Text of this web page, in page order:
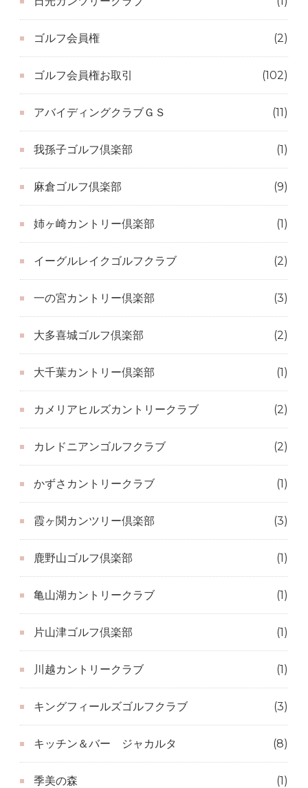
ゴルフ会員権 (2)
ゴルフ会員権お取引 (102)
アバイディングクラブＧＳ (11)
我孫子ゴルフ倶楽部 (1)
麻倉ゴルフ倶楽部 (9)
姉ヶ崎カントリー倶楽部 (1)
イーグルレイクゴルフクラブ (2)
一の宮カントリー倶楽部 (3)
大多喜城ゴルフ倶楽部 (2)
大千葉カントリー倶楽部 (1)
カメリアヒルズカントリークラブ (2)
カレドニアンゴルフクラブ (2)
かずさカントリークラブ (1)
霞ヶ関カンツリー倶楽部 (3)
鹿野山ゴルフ倶楽部 (1)
亀山湖カントリークラブ (1)
片山津ゴルフ倶楽部 (1)
川越カントリークラブ (1)
キングフィールズゴルフクラブ (3)
キッチン＆バー ジャカルタ (8)
季美の森 (1)